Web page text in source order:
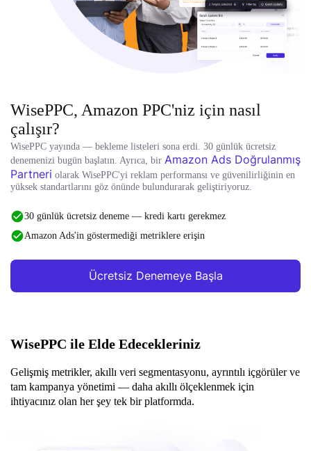
WisePPC, Amazon PPC'niz için nasıl
çalışır?
WisePPC yayında — bekleme listeleri sona erdi. 30 günlük ücretsiz
denemenizi bugün başlatın. Ayrıca, bir Amazon Ads Doğrulanmış
Partneri olarak WisePPC'yi reklam performansı ve güvenilirliğinin en
yüksek standartlarını göz önünde bulundurarak geliştiriyoruz.
30 günlük ücretsiz deneme — kredi kartı gerekmez
Amazon Ads'in göstermediği metriklere erişin
Ücretsiz Denemeye Başla
WisePPC ile Elde Edecekleriniz
Gelişmiş metrikler, akıllı veri segmentasyonu, ayrıntılı içgörüler ve
tam kampanya yönetimi — daha akıllı ölçeklenmek için
ihtiyacınız olan her şey tek bir platformda.